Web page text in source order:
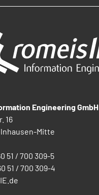
Engineering GmbH
16
Mitte
51 / 700 309-5
51 / 700 309-4